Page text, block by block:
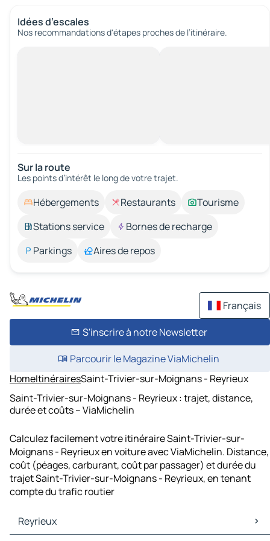
Idées d’escales
Nos recommandations d'étapes proches de l’itinéraire.
Sur la route
Les points d’intérêt le long de votre trajet.
Hébergements Restaurants
Tourisme
Stations service
Bornes de recharge
Parkings
Aires de repos
Français
S'inscrire à notre Newsletter
Parcourir le Magazine ViaMichelin
HomeItinérairesSaint-Trivier-sur-Moignans - Reyrieux
Saint-Trivier-sur-Moignans - Reyrieux : trajet, distance,
durée et coûts – ViaMichelin
Calculez facilement votre itinéraire Saint-Trivier-sur-
Moignans - Reyrieux en voiture avec ViaMichelin. Distance,
coût (péages, carburant, coût par passager) et durée du
trajet Saint-Trivier-sur-Moignans - Reyrieux, en tenant
compte du trafic routier
Reyrieux